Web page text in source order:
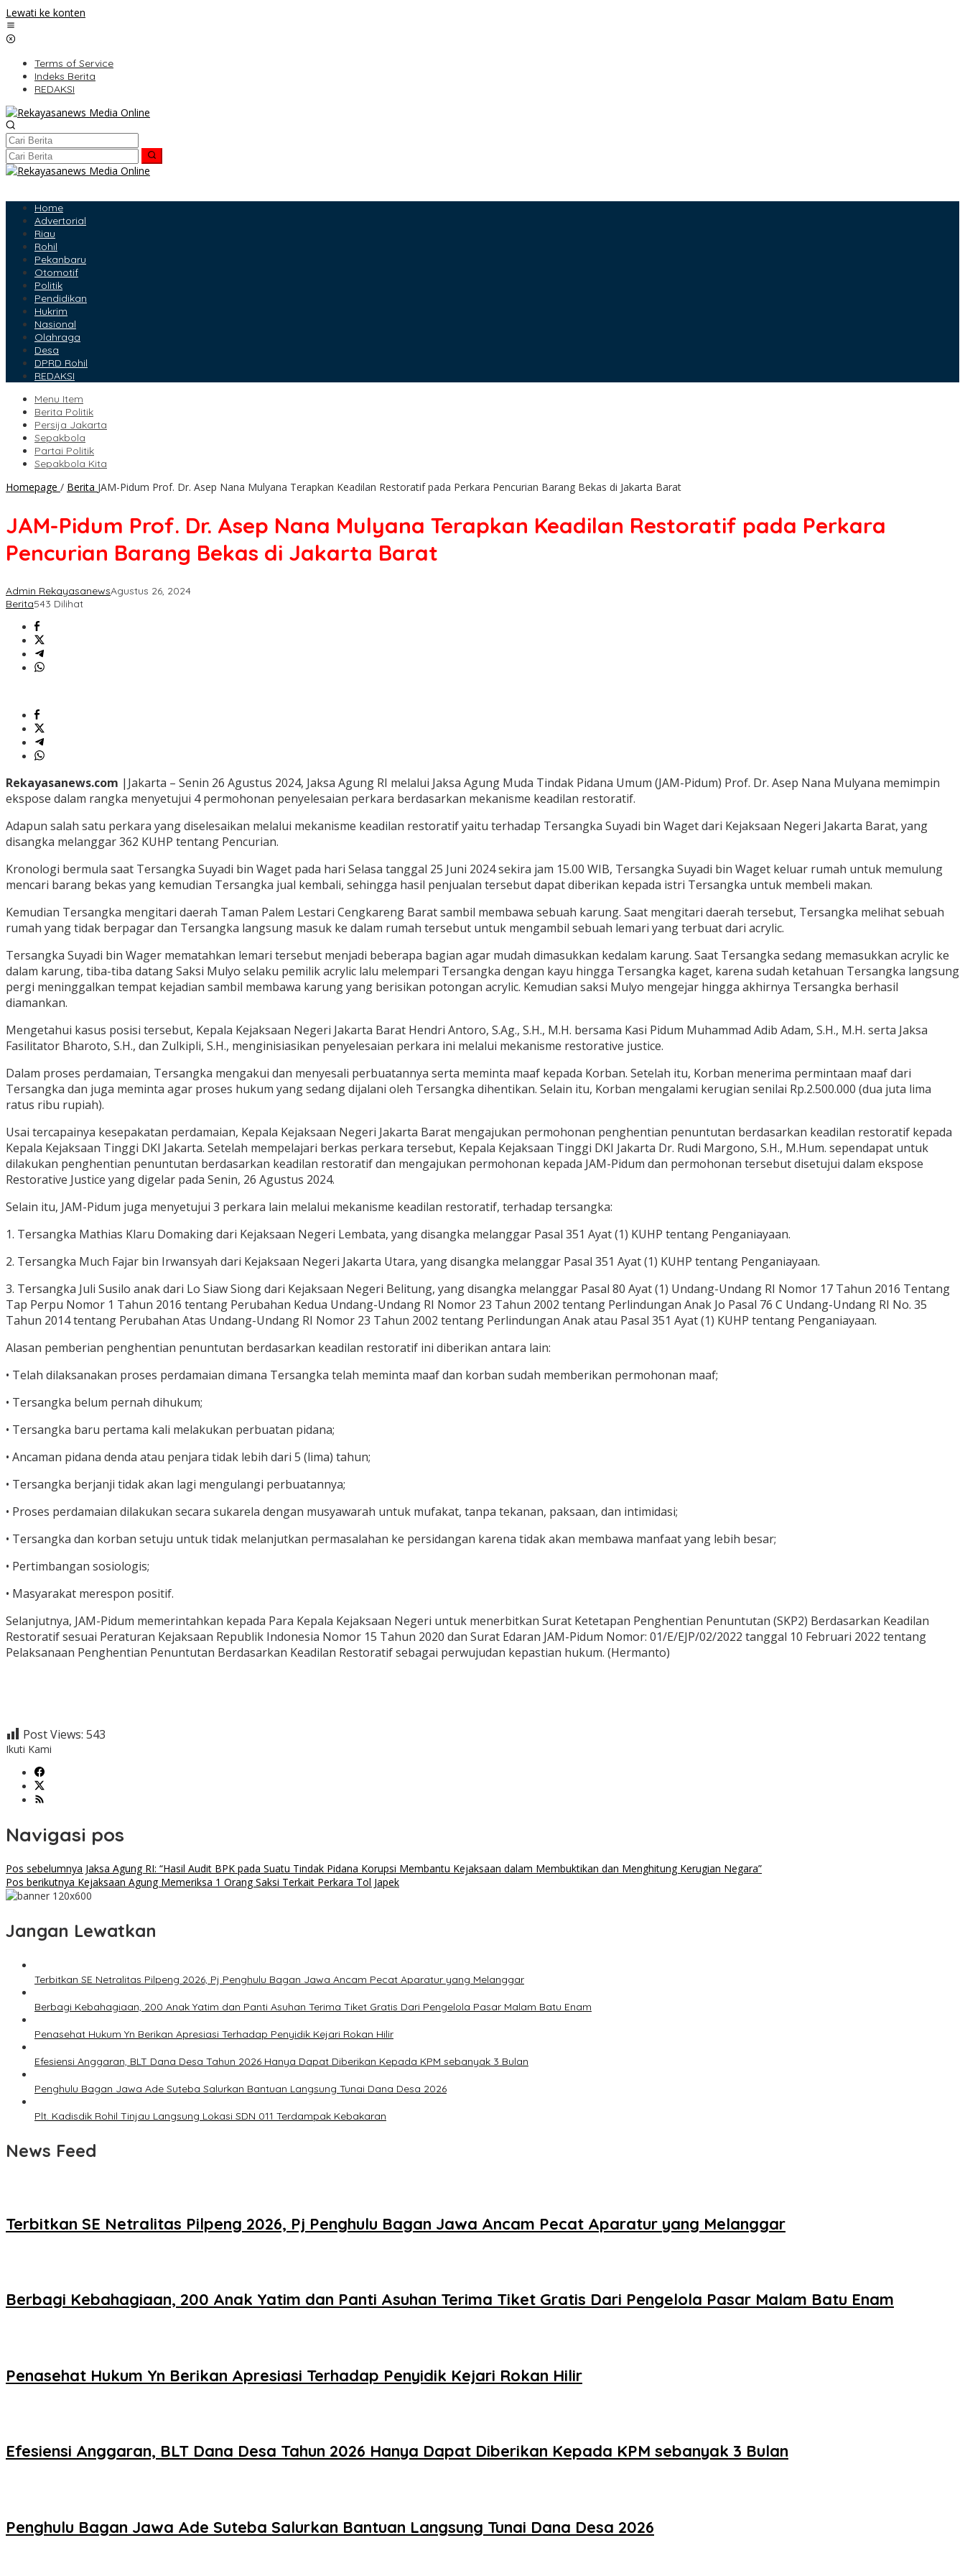
Lewati ke konten
Terms of Service
Indeks Berita
REDAKSI
Home
Advertorial
Riau
Rohil
Pekanbaru
Otomotif
Politik
Pendidikan
Hukrim
Nasional
Olahraga
Desa
DPRD Rohil
REDAKSI
Menu Item
Berita Politik
Persija Jakarta
Sepakbola
Partai Politik
Sepakbola Kita
Homepage / Berita JAM-Pidum Prof. Dr. Asep Nana Mulyana Terapkan Keadilan Restoratif pada Perkara Pencurian Barang Bekas di Jakarta Barat
JAM-Pidum Prof. Dr. Asep Nana Mulyana Terapkan Keadilan Restoratif pada Perkara
Pencurian Barang Bekas di Jakarta Barat
Admin RekayasanewsAgustus 26, 2024
Berita543 Dilihat
Rekayasanews.com |Jakarta – Senin 26 Agustus 2024, Jaksa Agung RI melalui Jaksa Agung Muda Tindak Pidana Umum (JAM-Pidum) Prof. Dr. Asep Nana Mulyana memimpin
ekspose dalam rangka menyetujui 4 permohonan penyelesaian perkara berdasarkan mekanisme keadilan restoratif.
Adapun salah satu perkara yang diselesaikan melalui mekanisme keadilan restoratif yaitu terhadap Tersangka Suyadi bin Waget dari Kejaksaan Negeri Jakarta Barat, yang
disangka melanggar 362 KUHP tentang Pencurian.
Kronologi bermula saat Tersangka Suyadi bin Waget pada hari Selasa tanggal 25 Juni 2024 sekira jam 15.00 WIB, Tersangka Suyadi bin Waget keluar rumah untuk memulung
mencari barang bekas yang kemudian Tersangka jual kembali, sehingga hasil penjualan tersebut dapat diberikan kepada istri Tersangka untuk membeli makan.
Kemudian Tersangka mengitari daerah Taman Palem Lestari Cengkareng Barat sambil membawa sebuah karung. Saat mengitari daerah tersebut, Tersangka melihat sebuah
rumah yang tidak berpagar dan Tersangka langsung masuk ke dalam rumah tersebut untuk mengambil sebuah lemari yang terbuat dari acrylic.
Tersangka Suyadi bin Wager mematahkan lemari tersebut menjadi beberapa bagian agar mudah dimasukkan kedalam karung. Saat Tersangka sedang memasukkan acrylic ke
dalam karung, tiba-tiba datang Saksi Mulyo selaku pemilik acrylic lalu melempari Tersangka dengan kayu hingga Tersangka kaget, karena sudah ketahuan Tersangka langsung
pergi meninggalkan tempat kejadian sambil membawa karung yang berisikan potongan acrylic. Kemudian saksi Mulyo mengejar hingga akhirnya Tersangka berhasil
diamankan.
Mengetahui kasus posisi tersebut, Kepala Kejaksaan Negeri Jakarta Barat Hendri Antoro, S.Ag., S.H., M.H. bersama Kasi Pidum Muhammad Adib Adam, S.H., M.H. serta Jaksa
Fasilitator Bharoto, S.H., dan Zulkipli, S.H., menginisiasikan penyelesaian perkara ini melalui mekanisme restorative justice.
Dalam proses perdamaian, Tersangka mengakui dan menyesali perbuatannya serta meminta maaf kepada Korban. Setelah itu, Korban menerima permintaan maaf dari
Tersangka dan juga meminta agar proses hukum yang sedang dijalani oleh Tersangka dihentikan. Selain itu, Korban mengalami kerugian senilai Rp.2.500.000 (dua juta lima
ratus ribu rupiah).
Usai tercapainya kesepakatan perdamaian, Kepala Kejaksaan Negeri Jakarta Barat mengajukan permohonan penghentian penuntutan berdasarkan keadilan restoratif kepada
Kepala Kejaksaan Tinggi DKI Jakarta. Setelah mempelajari berkas perkara tersebut, Kepala Kejaksaan Tinggi DKI Jakarta Dr. Rudi Margono, S.H., M.Hum. sependapat untuk
dilakukan penghentian penuntutan berdasarkan keadilan restoratif dan mengajukan permohonan kepada JAM-Pidum dan permohonan tersebut disetujui dalam ekspose
Restorative Justice yang digelar pada Senin, 26 Agustus 2024.
Selain itu, JAM-Pidum juga menyetujui 3 perkara lain melalui mekanisme keadilan restoratif, terhadap tersangka:
1. Tersangka Mathias Klaru Domaking dari Kejaksaan Negeri Lembata, yang disangka melanggar Pasal 351 Ayat (1) KUHP tentang Penganiayaan.
2. Tersangka Much Fajar bin Irwansyah dari Kejaksaan Negeri Jakarta Utara, yang disangka melanggar Pasal 351 Ayat (1) KUHP tentang Penganiayaan.
3. Tersangka Juli Susilo anak dari Lo Siaw Siong dari Kejaksaan Negeri Belitung, yang disangka melanggar Pasal 80 Ayat (1) Undang-Undang RI Nomor 17 Tahun 2016 Tentang
Tap Perpu Nomor 1 Tahun 2016 tentang Perubahan Kedua Undang-Undang RI Nomor 23 Tahun 2002 tentang Perlindungan Anak Jo Pasal 76 C Undang-Undang RI No. 35
Tahun 2014 tentang Perubahan Atas Undang-Undang RI Nomor 23 Tahun 2002 tentang Perlindungan Anak atau Pasal 351 Ayat (1) KUHP tentang Penganiayaan.
Alasan pemberian penghentian penuntutan berdasarkan keadilan restoratif ini diberikan antara lain:
• Telah dilaksanakan proses perdamaian dimana Tersangka telah meminta maaf dan korban sudah memberikan permohonan maaf;
• Tersangka belum pernah dihukum;
• Tersangka baru pertama kali melakukan perbuatan pidana;
• Ancaman pidana denda atau penjara tidak lebih dari 5 (lima) tahun;
• Tersangka berjanji tidak akan lagi mengulangi perbuatannya;
• Proses perdamaian dilakukan secara sukarela dengan musyawarah untuk mufakat, tanpa tekanan, paksaan, dan intimidasi;
• Tersangka dan korban setuju untuk tidak melanjutkan permasalahan ke persidangan karena tidak akan membawa manfaat yang lebih besar;
• Pertimbangan sosiologis;
• Masyarakat merespon positif.
Selanjutnya, JAM-Pidum memerintahkan kepada Para Kepala Kejaksaan Negeri untuk menerbitkan Surat Ketetapan Penghentian Penuntutan (SKP2) Berdasarkan Keadilan
Restoratif sesuai Peraturan Kejaksaan Republik Indonesia Nomor 15 Tahun 2020 dan Surat Edaran JAM-Pidum Nomor: 01/E/EJP/02/2022 tanggal 10 Februari 2022 tentang
Pelaksanaan Penghentian Penuntutan Berdasarkan Keadilan Restoratif sebagai perwujudan kepastian hukum. (Hermanto)
Post Views: 543
Ikuti Kami
Navigasi pos
Pos sebelumnya Jaksa Agung RI: “Hasil Audit BPK pada Suatu Tindak Pidana Korupsi Membantu Kejaksaan dalam Membuktikan dan Menghitung Kerugian Negara”
Pos berikutnya Kejaksaan Agung Memeriksa 1 Orang Saksi Terkait Perkara Tol Japek
Jangan Lewatkan
Terbitkan SE Netralitas Pilpeng 2026, Pj Penghulu Bagan Jawa Ancam Pecat Aparatur yang Melanggar
Berbagi Kebahagiaan, 200 Anak Yatim dan Panti Asuhan Terima Tiket Gratis Dari Pengelola Pasar Malam Batu Enam
Penasehat Hukum Yn Berikan Apresiasi Terhadap Penyidik Kejari Rokan Hilir
Efesiensi Anggaran, BLT Dana Desa Tahun 2026 Hanya Dapat Diberikan Kepada KPM sebanyak 3 Bulan
Penghulu Bagan Jawa Ade Suteba Salurkan Bantuan Langsung Tunai Dana Desa 2026
Plt. Kadisdik Rohil Tinjau Langsung Lokasi SDN 011 Terdampak Kebakaran
News Feed
Terbitkan SE Netralitas Pilpeng 2026, Pj Penghulu Bagan Jawa Ancam Pecat Aparatur yang Melanggar
Berbagi Kebahagiaan, 200 Anak Yatim dan Panti Asuhan Terima Tiket Gratis Dari Pengelola Pasar Malam Batu Enam
Penasehat Hukum Yn Berikan Apresiasi Terhadap Penyidik Kejari Rokan Hilir
Efesiensi Anggaran, BLT Dana Desa Tahun 2026 Hanya Dapat Diberikan Kepada KPM sebanyak 3 Bulan
Penghulu Bagan Jawa Ade Suteba Salurkan Bantuan Langsung Tunai Dana Desa 2026